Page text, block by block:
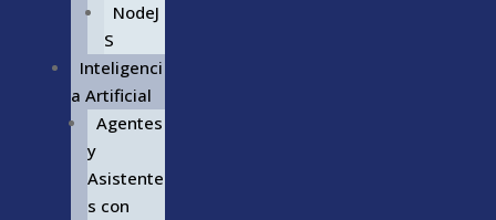
NodeJ
S
Inteligenci
a Artificial
Agentes
y
Asistente
s con